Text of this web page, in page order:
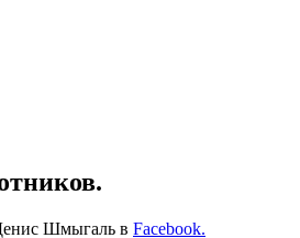
Шмыгаль в Facebook.